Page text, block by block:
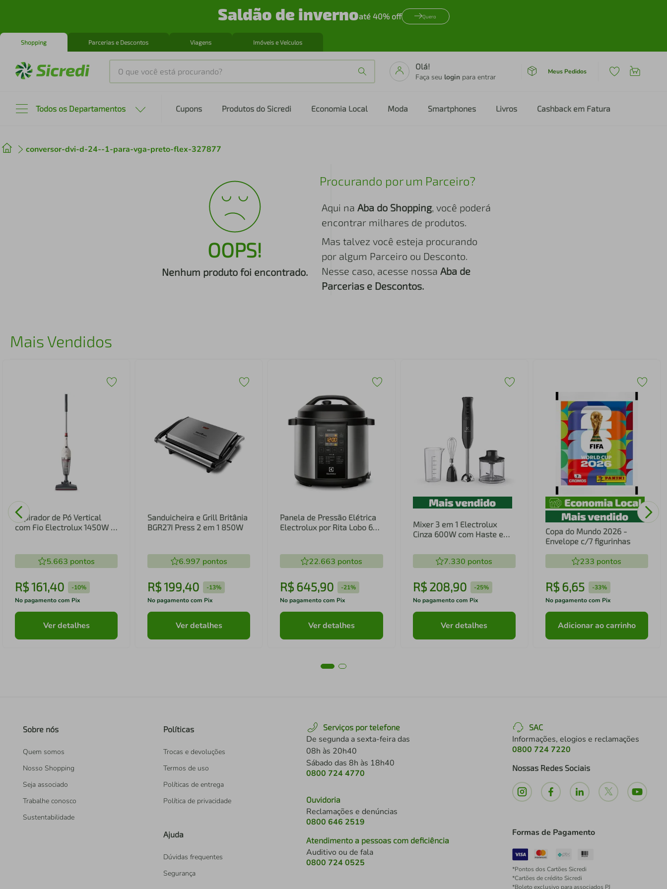
Saldão de invernoaté 40% off Quero
Shopping Parcerias e Descontos Viagens Imóveis e Veículos
O que você está procurando?
Olá!
Faça seu login para entrar
Meus Pedidos
Todos os Departamentos Cupons Produtos do Sicredi Economia Local Moda Smartphones Livros Cashback em Fatura
conversor-dvi-d-24--1-para-vga-preto-flex-327877
OOPS!
Nenhum produto foi encontrado.
Procurando por um Parceiro?
Aqui na Aba do Shopping, você poderá
encontrar milhares de produtos.
Mas talvez você esteja procurando
por algum Parceiro ou Desconto.
Nesse caso, acesse nossa Aba de
Parcerias e Descontos.
Mais Vendidos
Aspirador de Pó Vertical
com Fio Electrolux 1450W 2
5.663 pontos
R$161,40 -10%
No pagamento com Pix
Ver detalhes
Sanduicheira e Grill Britânia
BGR27I Press 2 em 1 850W
6.997 pontos
R$199,40 -13%
No pagamento com Pix
Ver detalhes
Panela de Pressão Elétrica
Electrolux por Rita Lobo 6L
22.663 pontos
R$645,90 -21%
No pagamento com Pix
Ver detalhes
Mixer 3 em 1 Electrolux
Cinza 600W com Haste em
(EIB20)
7.330 pontos
R$ 208,90 -25%
No pagamento com Pix
Ver detalhes
Copa do Mundo 2026 -
Envelope c/7 figurinhas
233 pontos
R$ 6,65 -33%
No pagamento com Pix
Adicionar ao carrinho
Sobre nós
Quem somos
Nosso Shopping
Seja associado
Trabalhe conosco
Sustentabilidade
Políticas
Trocas e devoluções
Termos de uso
Políticas de entrega
Política de privacidade
Ajuda
Dúvidas frequentes
Segurança
Serviços por telefone
De segunda a sexta-feira das
08h às 20h40
Sábado das 8h às 18h40
0800 724 4770
Ouvidoria
Reclamações e denúncias
0800 646 2519
Atendimento a pessoas com deficiência
Auditivo ou de fala
0800 724 0525
SAC
Informações, elogios e reclamações
0800 724 7220
Nossas Redes Sociais
Formas de Pagamento
*Pontos dos Cartões Sicredi
*Cartões de crédito Sicredi
*Boleto exclusivo para associados PJ
2º cafeteira